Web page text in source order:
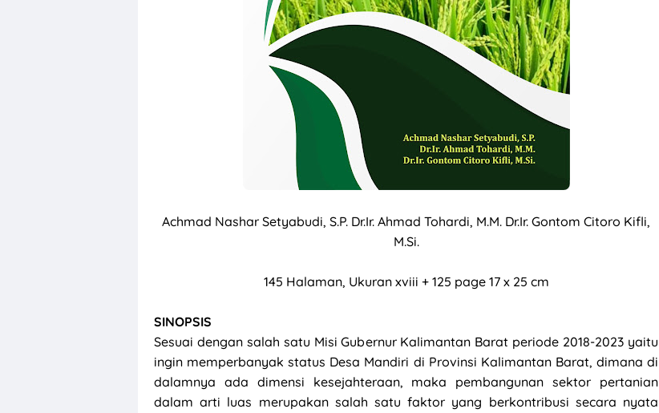
Achmad Nashar Setyabudi, S.P. Dr.Ir. Ahmad Tohardi, M.M. Dr.Ir. Gontom Citoro Kifli,
M.Si.
145 Halaman, Ukuran xviii + 125 page 17 x 25 cm
SINOPSIS
Sesuai dengan salah satu Misi Gubernur Kalimantan Barat periode 2018-2023 yaitu
ingin memperbanyak status Desa Mandiri di Provinsi Kalimantan Barat, dimana di
dalamnya ada dimensi kesejahteraan, maka pembangunan sektor pertanian
dalam arti luas merupakan salah satu faktor yang berkontribusi secara nyata